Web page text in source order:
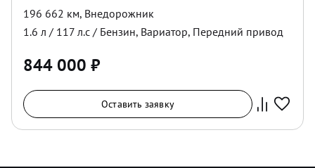
196 662 км, Внедорожник
1.6 л / 117 л.с / Бензин, Вариатор, Передний привод
844 000 ₽
Оставить заявку